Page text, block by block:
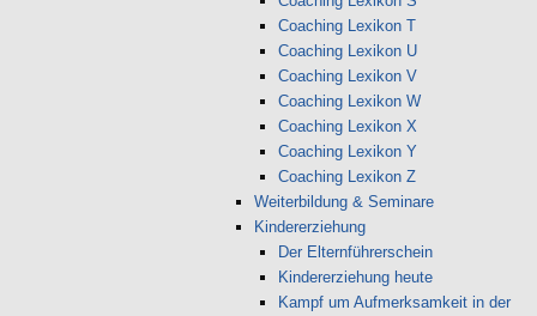
Coaching Lexikon T
Coaching Lexikon U
Coaching Lexikon V
Coaching Lexikon W
Coaching Lexikon X
Coaching Lexikon Y
Coaching Lexikon Z
Weiterbildung & Seminare
Kindererziehung
Der Elternführerschein
Kindererziehung heute
Kampf um Aufmerksamkeit in der